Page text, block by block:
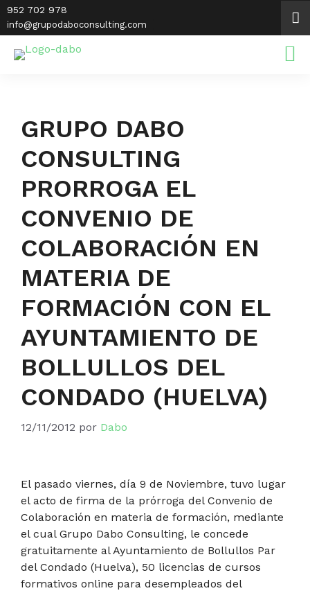
Saltar
al
952 702 978
info@grupodaboconsulting.com
GRUPO DABO
CONSULTING
PRORROGA EL
CONVENIO DE
COLABORACIÓN EN
MATERIA DE
FORMACIÓN CON EL
AYUNTAMIENTO DE
BOLLULLOS DEL
CONDADO (HUELVA)
12/11/2012 por Dabo
El pasado viernes, día 9 de Noviembre, tuvo lugar
el acto de firma de la prórroga del Convenio de
Colaboración en materia de formación, mediante
el cual Grupo Dabo Consulting, le concede
gratuitamente al Ayuntamiento de Bollullos Par
del Condado (Huelva), 50 licencias de cursos
formativos online para desempleados del